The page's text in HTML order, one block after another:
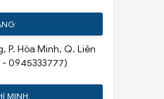
P. Hòa Minh, Q. Liên
0945333777)
MINH: